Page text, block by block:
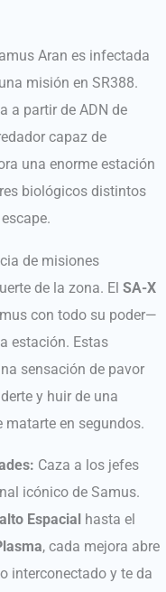
Aran es infectada
misión en SR388.
a partir de ADN de
capaz de
una enorme estación
biológicos distintos
de misiones
de la zona. ElSA-X
con todo su poder—
estación. Estas
sensación de pavor
y huir de una
matarte en segundos.
Caza a los jefes
icónico de Samus.
Espacial hasta el
, cada mejora abre
interconectado y te da